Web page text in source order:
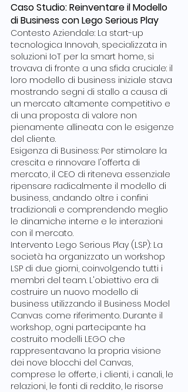
Caso Studio: Reinventare il Modello
di Business con Lego Serious Play
Contesto Aziendale: La start-up
tecnologica Innovah, specializzata in
soluzioni IoT per la smart home, si
trovava di fronte a una sfida cruciale: il
loro modello di business iniziale stava
mostrando segni di stallo a causa di
un mercato altamente competitivo e
di una proposta di valore non
pienamente allineata con le esigenze
del cliente.
Esigenza di Business: Per stimolare la
crescita e rinnovare l'offerta di
mercato, il CEO di riteneva essenziale
ripensare radicalmente il modello di
business, andando oltre i confini
tradizionali e comprendendo meglio
le dinamiche interne e le interazioni
con il mercato.
Intervento Lego Serious Play (LSP): La
società ha organizzato un workshop
LSP di due giorni, coinvolgendo tutti i
membri del team. L'obiettivo era di
costruire un nuovo modello di
business utilizzando il Business Model
Canvas come riferimento. Durante il
workshop, ogni partecipante ha
costruito modelli LEGO che
rappresentavano la propria visione
dei nove blocchi del Canvas,
comprese le offerte, i clienti, i canali, le
relazioni, le fonti di reddito, le risorse